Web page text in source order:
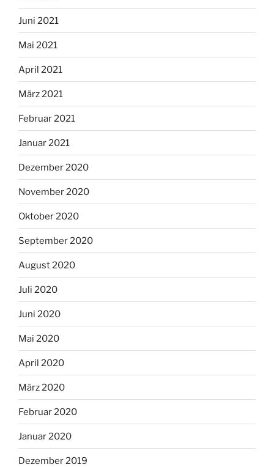
Juni 2021
Mai 2021
April 2021
März 2021
Februar 2021
Januar 2021
Dezember 2020
November 2020
Oktober 2020
September 2020
August 2020
Juli 2020
Juni 2020
Mai 2020
April 2020
März 2020
Februar 2020
Januar 2020
Dezember 2019